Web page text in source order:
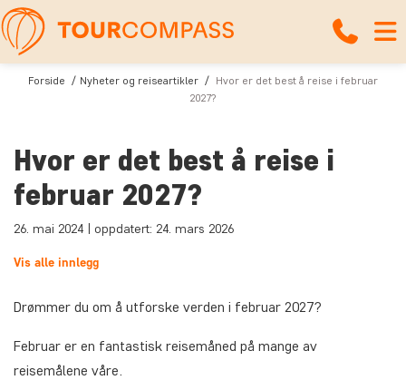
Forside Nyheter og reiseartikler
Hvor er det best å reise i februar
2027?
Hvor er det best å reise i
februar 2027?
26. mai 2024 | oppdatert: 24. mars 2026
Vis alle innlegg
Drømmer du om å utforske verden i februar 2027?
Februar er en fantastisk reisemåned på mange av
reisemålene våre.